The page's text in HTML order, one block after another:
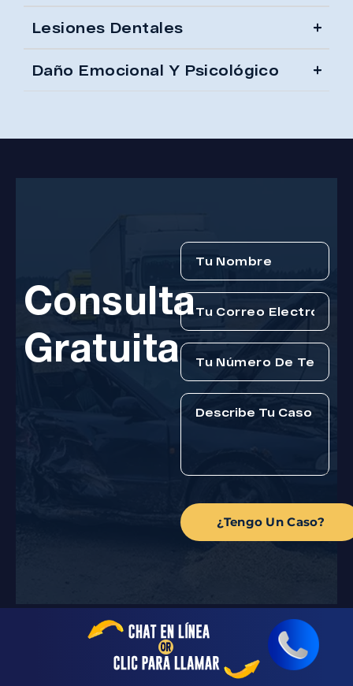
Lesiones Dentales
Daño Emocional Y Psicológico
Consulta
Gratuita
¿Tengo Un Caso?
Tipos De Reclamaciones Por
Lesiones Personales Que